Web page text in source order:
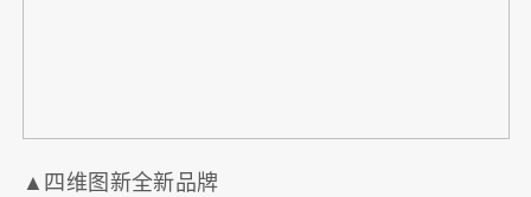
▲四维图新全新品牌